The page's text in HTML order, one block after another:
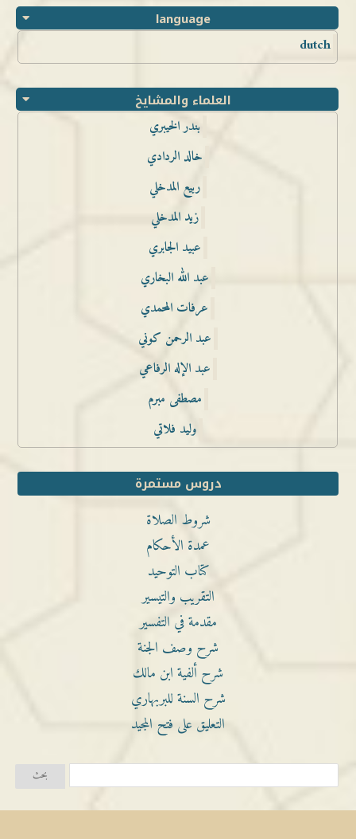
language
dutch
العلماء والمشايخ
بندر الخيبري
خالد الردادي
ربيع المدخلي
زيد المدخلي
عبيد الجابري
عبد الله البخاري
عرفات المحمدي
عبد الرحمن كوني
عبد الإله الرفاعي
مصطفى مبرم
وليد فلاتي
دروس مستمرة
شروط الصلاة
عمدة الأحكام
كتاب التوحيد
التقريب والتيسير
مقدمة في التفسير
شرح وصف الجنة
شرح ألفية ابن مالك
شرح السنة للبربهاري
التعليق على فتح المجيد